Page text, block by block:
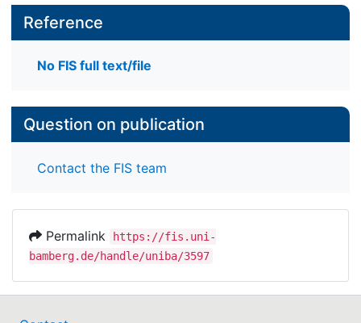
Reference
No FIS full text/file
Question on publication
Contact the FIS team
Permalink
https://fis.uni-
bamberg.de/handle/uniba/3597